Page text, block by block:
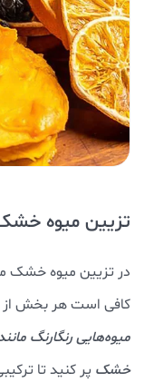
تزیین میوه
در تزیین میوه
کافی است هر بخش از
میوه‌هایی رنگارنگ
خشک پر کنید تا